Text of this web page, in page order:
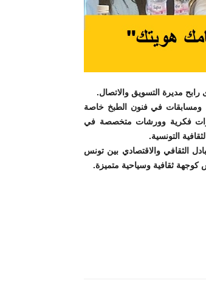
مديرة التسويق والاتصال.
ومسابقات في فنون الطبخ خاصة
فكرية وورشات متخصصة في
التونسية.
الثقافي والاقتصادي بين تونس
ثقافية وسياحية متميزة.